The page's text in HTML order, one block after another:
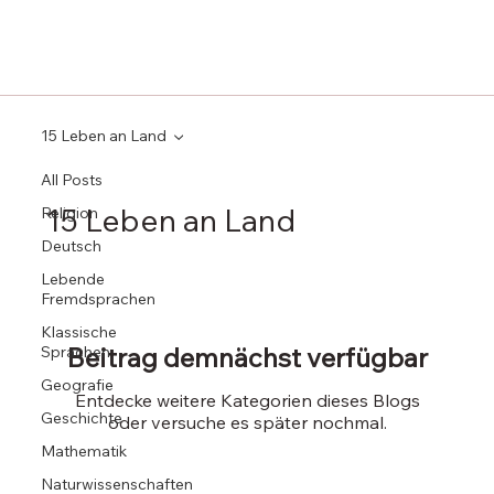
All Posts
Religion
Deutsch
Lebende
Fremdsprachen
Klassische
Sprachen
Geografie
Geschichte
Mathematik
Naturwissenschaften
15 Leben an Land
15 Leben an Land
Beitrag demnächst verfügbar
Entdecke weitere Kategorien dieses Blogs
oder versuche es später nochmal.